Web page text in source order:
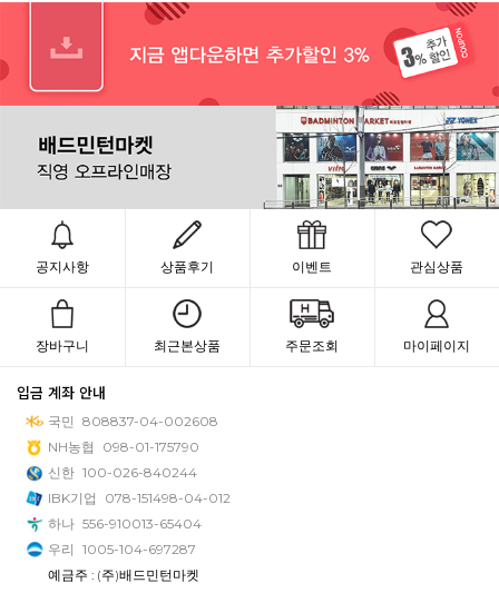
공지사항 상품후기 이벤트 관심상품
장바구니 최근본상품 주문조회 마이페이지
입금 계좌 안내
국민 808837-04-002608
NH농협
098-01-175790
신한 100-026-840244
IBK기업
078-151498-04-012
하나 556-910013-65404
우리 1005-104-697287
예금주 : (주)배드민턴마켓